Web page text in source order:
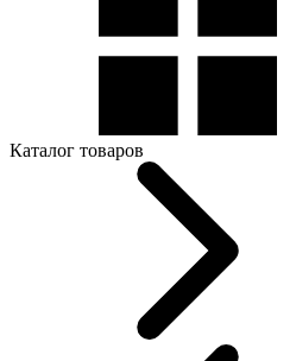
Каталог товаров